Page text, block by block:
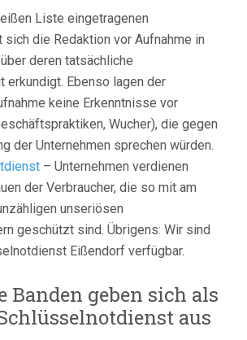
Liste eingetragenen
sich die Redaktion vor Aufnahme in
deren tatsächliche
erkundigt. Ebenso lagen der
keine Erkenntnisse vor
Wucher), die gegen
der Unternehmen sprechen würden.
– Unternehmen verdienen
der Verbraucher, die so mit am
unseriösen
geschützt sind. Übrigens: Wir sind
Eißendorf verfügbar.
geben sich als
aus